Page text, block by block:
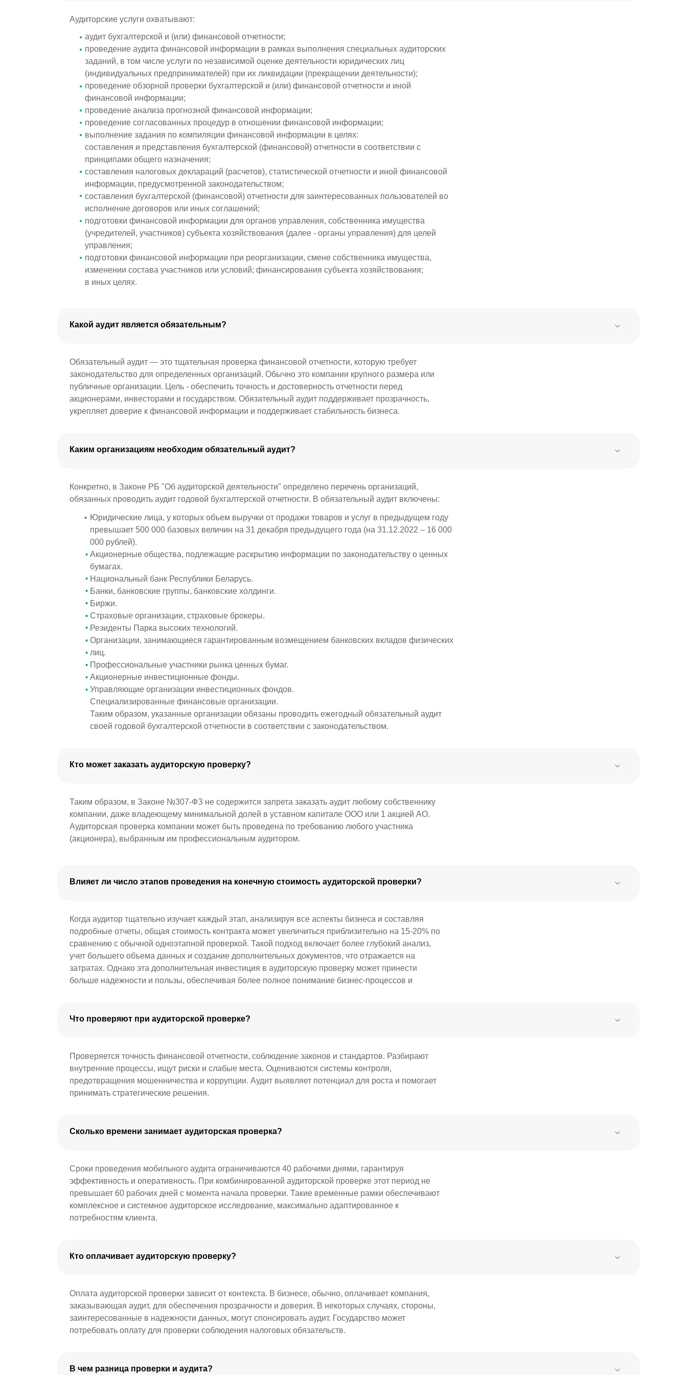
Аудиторские услуги охватывают:
аудит бухгалтерской и (или) финансовой отчетности;
проведение аудита финансовой информации в рамках выполнения специальных аудиторских
заданий, в том числе услуги по независимой оценке деятельности юридических лиц
(индивидуальных предпринимателей) при их ликвидации (прекращении деятельности);
проведение обзорной проверки бухгалтерской и (или) финансовой отчетности и иной
финансовой информации;
проведение анализа прогнозной финансовой информации;
проведение согласованных процедур в отношении финансовой информации;
выполнение задания по компиляции финансовой информации в целях:
составления и представления бухгалтерской (финансовой) отчетности в соответствии с
принципами общего назначения;
составления налоговых деклараций (расчетов), статистической отчетности и иной финансовой
информации, предусмотренной законодательством;
составления бухгалтерской (финансовой) отчетности для заинтересованных пользователей во
исполнение договоров или иных соглашений;
подготовки финансовой информации для органов управления, собственника имущества
(учредителей, участников) субъекта хозяйствования (далее - органы управления) для целей
управления;
подготовки финансовой информации при реорганизации, смене собственника имущества,
изменении состава участников или условий; финансирования субъекта хозяйствования;
в иных целях.
Какой аудит является обязательным?
Обязательный аудит — это тщательная проверка финансовой отчетности, которую требует
законодательство для определенных организаций. Обычно это компании крупного размера или
публичные организации. Цель - обеспечить точность и достоверность отчетности перед
акционерами, инвесторами и государством. Обязательный аудит поддерживает прозрачность,
укрепляет доверие к финансовой информации и поддерживает стабильность бизнеса.
Каким организациям необходим обязательный аудит?
Юридические лица, у которых объем выручки от продажи товаров и услуг в предыдущем году
превышает 500 000 базовых величин на 31 декабря предыдущего года (на 31.12.2022 – 16 000
000 рублей).
Акционерные общества, подлежащие раскрытию информации по законодательству о ценных
бумагах.
Национальный банк Республики Беларусь.
Банки, банковские группы, банковские холдинги.
Биржи.
Страховые организации, страховые брокеры.
Резиденты Парка высоких технологий.
Организации, занимающиеся гарантированным возмещением банковских вкладов физических
лиц.
Профессиональные участники рынка ценных бумаг.
Акционерные инвестиционные фонды.
Управляющие организации инвестиционных фондов.
Специализированные финансовые организации.
Таким образом, указанные организации обязаны проводить ежегодный обязательный аудит
своей годовой бухгалтерской отчетности в соответствии с законодательством.
Конкретно, в Законе РБ "Об аудиторской деятельности" определено перечень организаций,
обязанных проводить аудит годовой бухгалтерской отчетности. В обязательный аудит включены:
Кто может заказать аудиторскую проверку?
Таким образом, в Законе №307-ФЗ не содержится запрета заказать аудит любому собственнику
компании, даже владеющему минимальной долей в уставном капитале ООО или 1 акцией АО.
Аудиторская проверка компании может быть проведена по требованию любого участника
(акционера), выбранным им профессиональным аудитором.
Влияет ли число этапов проведения на конечную стоимость аудиторской проверки?
Когда аудитор тщательно изучает каждый этап, анализируя все аспекты бизнеса и составляя
подробные отчеты, общая стоимость контракта может увеличиться приблизительно на 15-20% по
сравнению с обычной одноэтапной проверкой. Такой подход включает более глубокий анализ,
учет большего объема данных и создание дополнительных документов, что отражается на
затратах. Однако эта дополнительная инвестиция в аудиторскую проверку может принести
больше надежности и пользы, обеспечивая более полное понимание бизнес-процессов и
Что проверяют при аудиторской проверке?
Проверяется точность финансовой отчетности, соблюдение законов и стандартов. Разбирают
внутренние процессы, ищут риски и слабые места. Оцениваются системы контроля,
предотвращения мошенничества и коррупции. Аудит выявляет потенциал для роста и помогает
принимать стратегические решения.
Сколько времени занимает аудиторская проверка?
Сроки проведения мобильного аудита ограничиваются 40 рабочими днями, гарантируя
эффективность и оперативность. При комбинированной аудиторской проверке этот период не
превышает 60 рабочих дней с момента начала проверки. Такие временные рамки обеспечивают
комплексное и системное аудиторское исследование, максимально адаптированное к
потребностям клиента.
Кто оплачивает аудиторскую проверку?
Оплата аудиторской проверки зависит от контекста. В бизнесе, обычно, оплачивает компания,
заказывающая аудит, для обеспечения прозрачности и доверия. В некоторых случаях, стороны,
заинтересованные в надежности данных, могут спонсировать аудит. Государство может
потребовать оплату для проверки соблюдения налоговых обязательств.
В чем разница проверки и аудита?